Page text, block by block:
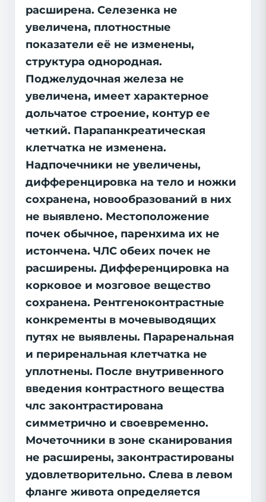
расширена. Селезенка не
увеличена, плотностные
показатели её не изменены,
структура однородная.
Поджелудочная железа не
увеличена, имеет характерное
дольчатое строение, контур ее
четкий. Парапанкреатическая
клетчатка не изменена.
Надпочечники не увеличены,
дифференцировка на тело и ножки
сохранена, новообразований в них
не выявлено. Местоположение
почек обычное, паренхима их не
истончена. ЧЛС обеих почек не
расширены. Дифференцировка на
корковое и мозговое вещество
сохранена. Рентгеноконтрастные
конкременты в мочевыводящих
путях не выявлены. Параренальная
и периренальная клетчатка не
уплотнены. После внутривенного
введения контрастного вещества
члс законтрастирована
симметрично и своевременно.
Мочеточники в зоне сканирования
не расширены, законтрастированы
удовлетворительно. Слева в левом
фланге живота определяется